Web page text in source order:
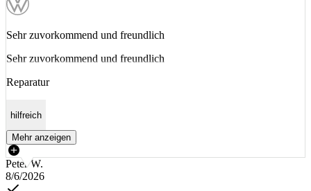
Sehr zuvorkommend und freundlich
Sehr zuvorkommend und freundlich
Reparatur
hilfreich
Mehr anzeigen
Peter W.
8/6/2026